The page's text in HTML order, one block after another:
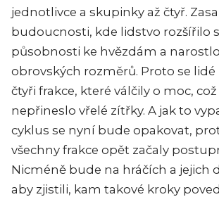
jednotlivce a skupinky až čtyř.
budoucnosti, kde lidstvo rozšířilo
působnosti ke hvězdám a
obrovských rozměrů. Proto se lidé
čtyři frakce, které válčily o moc,
nepřineslo vřelé zítřky. A jak to
cyklus se nyní bude opakovat,
všechny frakce opět začaly
Nicméně bude na hráčích a jejich
aby zjistili, kam takové kroky